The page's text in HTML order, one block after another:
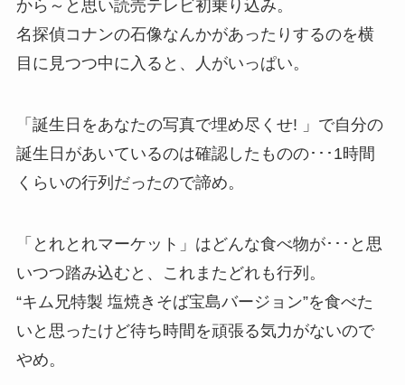
から～と思い読売テレビ初乗り込み。
名探偵コナンの石像なんかがあったりするのを横
目に見つつ中に入ると、人がいっぱい。
「誕生日をあなたの写真で埋め尽くせ! 」で自分の
誕生日があいているのは確認したものの･･･1時間
くらいの行列だったので諦め。
「とれとれマーケット」はどんな食べ物が･･･と思
いつつ踏み込むと、これまたどれも行列。
“キム兄特製 塩焼きそば宝島バージョン”を食べた
いと思ったけど待ち時間を頑張る気力がないので
やめ。